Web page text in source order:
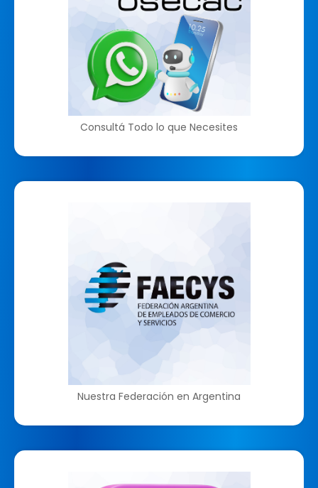
Consultá Todo lo que Necesites
Nuestra Federación en Argentina